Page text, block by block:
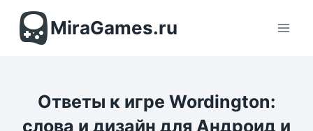
содержимомуMiraGames.ru
Ответы к игре Wordington:
слова и дизайн для Андроид и